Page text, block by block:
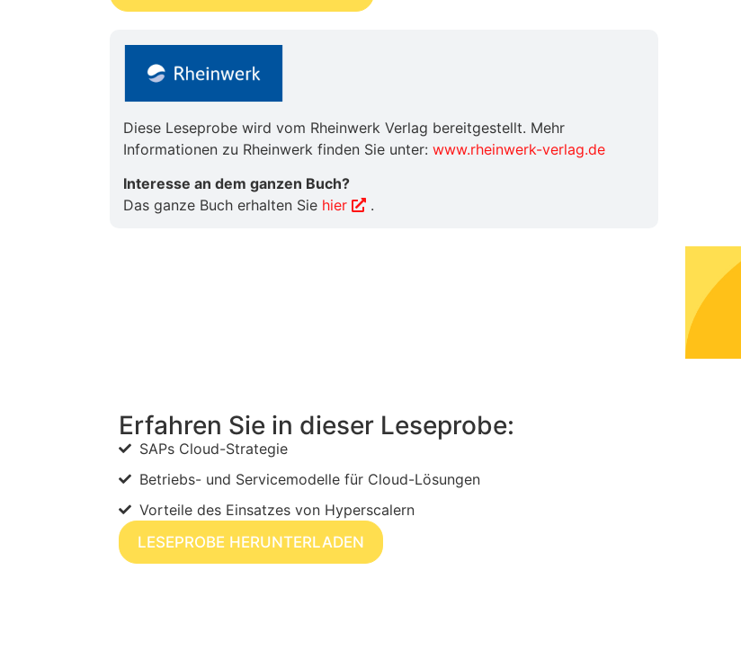
Diese Leseprobe wird vom Rheinwerk Verlag bereitgestellt. Mehr
Informationen zu Rheinwerk finden Sie unter: www.rheinwerk-verlag.de
Interesse an dem ganzen Buch?
Das ganze Buch erhalten Sie hier .
Erfahren Sie in dieser Leseprobe:
SAPs Cloud-Strategie
Betriebs- und Servicemodelle für Cloud-Lösungen
Vorteile des Einsatzes von Hyperscalern
LESEPROBE HERUNTERLADEN